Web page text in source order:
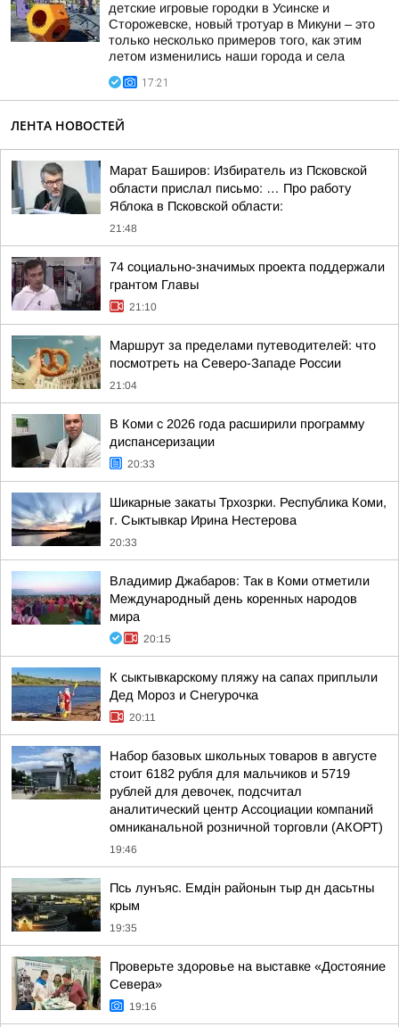
детские игровые городки в Усинске и
Сторожевске, новый тротуар в Микуни – это
только несколько примеров того, как этим
летом изменились наши города и села
17:21
ЛЕНТА НОВОСТЕЙ
Марат Баширов: Избиратель из Псковской
области прислал письмо: … Про работу
Яблока в Псковской области:
21:48
74 социально-значимых проекта поддержали
грантом Главы
21:10
Маршрут за пределами путеводителей: что
посмотреть на Северо-Западе России
21:04
В Коми с 2026 года расширили программу
диспансеризации
20:33
Шикарные закаты Трхозрки. Республика Коми,
г. Сыктывкар Ирина Нестерова
20:33
Владимир Джабаров: Так в Коми отметили
Международный день коренных народов
мира
20:15
К сыктывкарскому пляжу на сапах приплыли
Дед Мороз и Снегурочка
20:11
Набор базовых школьных товаров в августе
стоит 6182 рубля для мальчиков и 5719
рублей для девочек, подсчитал
аналитический центр Ассоциации компаний
омниканальной розничной торговли (АКОРТ)
19:46
Псь лунъяс. Емдін районын тыр дн дасьтны
крым
19:35
Проверьте здоровье на выставке «Достояние
Севера»
19:16